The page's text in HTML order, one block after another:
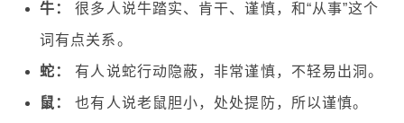
牛： 很多人说牛踏实、肯干、谨慎，和“从事”这个
词有点关系。
蛇： 有人说蛇行动隐蔽，非常谨慎，不轻易出洞。
鼠： 也有人说老鼠胆小，处处提防，所以谨慎。